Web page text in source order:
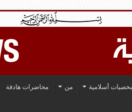
أسلامية من محاضرات هادفة